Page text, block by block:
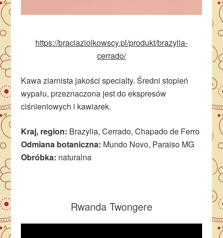
https://braciaziolkowscy.pl/produkt/brazylia-
cerrado/
Kawa ziarnista jakości specialty. Średni stopień
wypału, przeznaczona jest do ekspresów
ciśnieniowych i kawiarek.
Kraj, region: Brazylia, Cerrado, Chapado de Ferro
Odmiana botaniczna: Mundo Novo, Paraiso MG
Obróbka: naturalna
Rwanda Twongere